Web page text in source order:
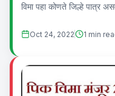
विमा पहा कोणते जिल्हे पात्र
Oct 24, 2022 1 min